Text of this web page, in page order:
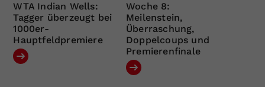
WTA Indian Wells:
Tagger überzeugt bei
1000er-
Hauptfeldpremiere
Woche 8:
Meilenstein,
Überraschung,
Doppelcoups und
Premierenfinale